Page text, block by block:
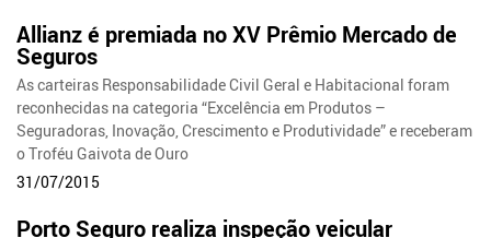
Allianz é premiada no XV Prêmio Mercado de
Seguros
As carteiras Responsabilidade Civil Geral e Habitacional foram
reconhecidas na categoria “Excelência em Produtos –
Seguradoras, Inovação, Crescimento e Produtividade” e receberam
o Troféu Gaivota de Ouro
31/07/2015
Porto Seguro realiza inspeção veicular